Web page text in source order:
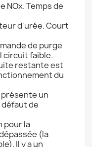
NOx. Temps de
d'urée. Court
de purge
circuit faible.
restante est
du
présente un
de
pour la
(la
Il y a un